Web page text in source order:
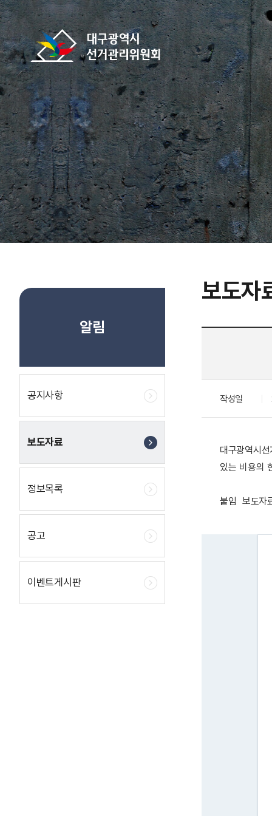
바로가기 메뉴
알림
공지사항
보도자료
정보목록
공고
이벤트게시판
보도자
작성일
대구광역시
있는 비용의
붙임 보도자